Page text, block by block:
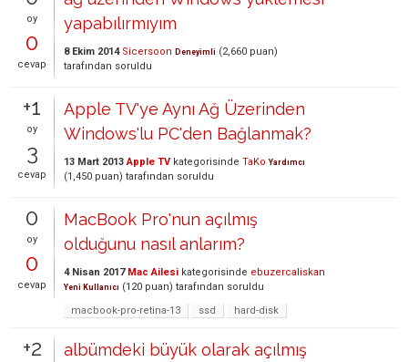
oy
0
cevap
yapabılırmıyım
8 Ekim 2014 Sicersoon Deneyimli (2,660 puan)
tarafından soruldu
+1
oy
3
cevap
Apple TV'ye Aynı Ağ Üzerinden
Windows'lu PC'den Bağlanmak?
13 Mart 2013 Apple TV kategorisinde TaKo Yardımcı
(1,450 puan) tarafından soruldu
0
oy
0
cevap
MacBook Pro'nun açılmış
olduğunu nasıl anlarım?
4 Nisan 2017 Mac Ailesi kategorisinde ebuzercaliskan
Yeni Kullanıcı (120 puan) tarafından soruldu
macbook-pro-retina-13
ssd hard-disk
+2
albümdeki büyük olarak açılmış